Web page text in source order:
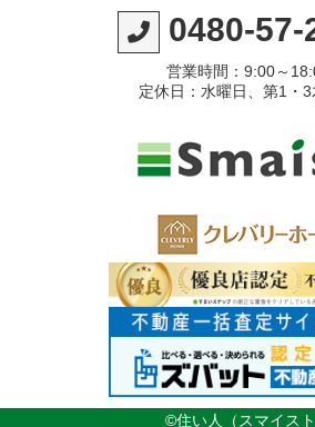
0480-57-
営業時間：9:00～
定休日：水曜日、第1・3
©住い人（スマイスト